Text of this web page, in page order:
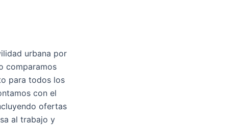
urbana por
comparamos
para todos los
con el
ofertas
al trabajo y